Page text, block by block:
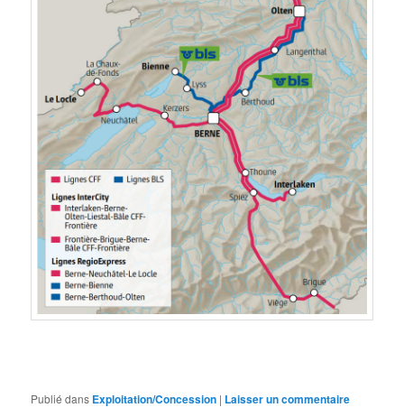
Publié dans Exploitation/Concession | Laisser un commentaire